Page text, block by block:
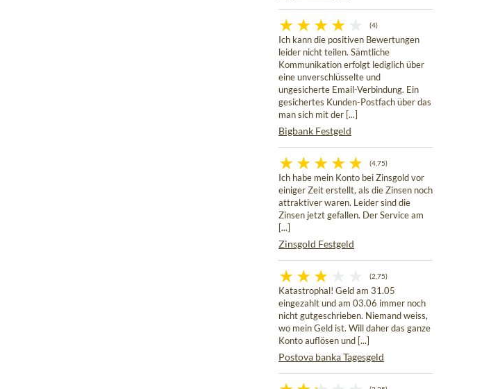
(4)
Ich kann die positiven Bewertungen
leider nicht teilen. Sämtliche
Kommunikation erfolgt lediglich über
eine unverschlüsselte und
ungesicherte Email-Verbindung. Ein
gesichertes Kunden-Postfach über das
man sich mit der [...]
Bigbank Festgeld
(4,75)
Ich habe mein Konto bei Zinsgold vor
einiger Zeit erstellt, als die Zinsen noch
attraktiver waren. Leider sind die
Zinsen jetzt gefallen. Der Service am
[...]
Zinsgold Festgeld
(2,75)
Katastrophal! Geld am 31.05
eingezahlt und am 03.06 immer noch
nicht gutgeschrieben. Niemand weiss,
wo mein Geld ist. Will daher das ganze
Konto auflösen und [...]
Postova banka Tagesgeld